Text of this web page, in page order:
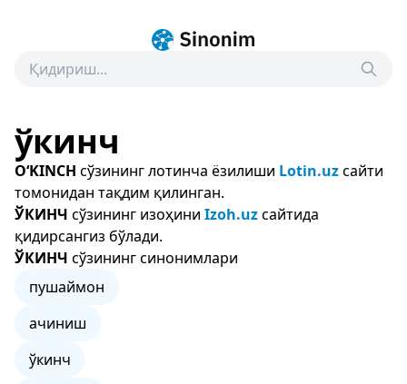
ўкинч
O‘KINCH сўзининг лотинча ёзилиши Lotin.uzсайти
томонидан тақдим қилинган.
ЎКИНЧ сўзининг изоҳини Izoh.uzсайтида
қидирсангиз бўлади.
ЎКИНЧ сўзининг синонимлари
пушаймон
ачиниш
ўкинч